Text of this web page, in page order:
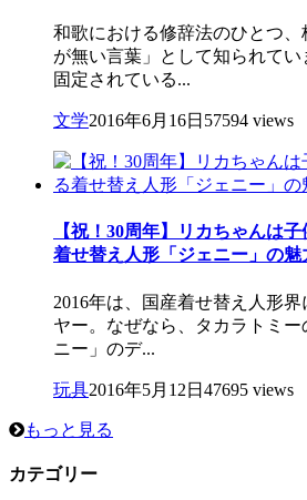
和歌における修辞法のひとつ
が無い言葉」として知られて
固定されている...
文学2016年6月16日 57594 views
【祝！30周年】リカちゃんは
着せ替え人形「ジェニー」の魅
2016年は、国産着せ替え人形
ヤー。なぜなら、タカラトミ
ニー」のデ...
玩具2016年5月12日 47695 views
もっと見る
カテゴリー